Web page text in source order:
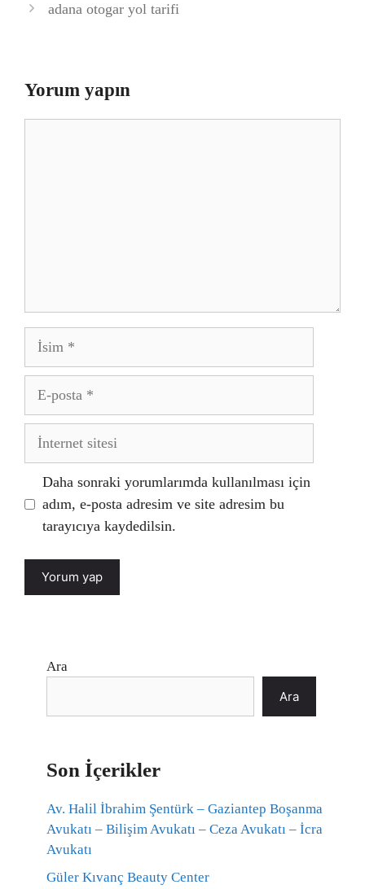
adana otogar yol tarifi
Yorum yapın
İsim
posta
İnternet
Daha sonraki yorumlarımda kullanılması için
adım, e-posta adresim ve site adresim bu
tarayıcıya kaydedilsin.
Ara
Ara
Son İçerikler
Av. Halil İbrahim Şentürk – Gaziantep Boşanma
Avukatı – Bilişim Avukatı – Ceza Avukatı – İcra
Avukatı
Güler Kıvanç Beauty Center